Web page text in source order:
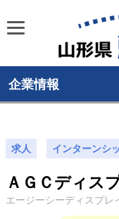
企業情報
求人 インターンシ
ＡＧＣディス
エージーシーディスプレ